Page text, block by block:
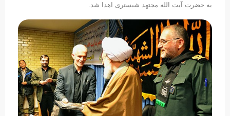
به حضرت آیت الله مجتهد شبستری اهدا شد.